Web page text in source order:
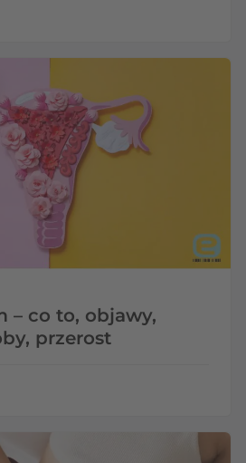
– co to, objawy,
przerost